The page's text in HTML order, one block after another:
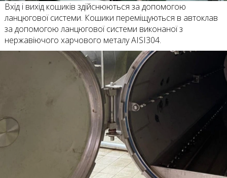
Вхід і вихід кошиків здійснюються за допомогою
ланцюгової системи. Кошики переміщуються в автоклав
за допомогою ланцюгової системи виконаної з
нержавіючого харчового металу AISI304.